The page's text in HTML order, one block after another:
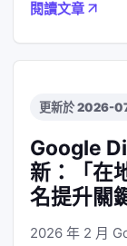
閱讀文章
更新於 2026-
Google
新：「在
名提升關
2026 年 2 月